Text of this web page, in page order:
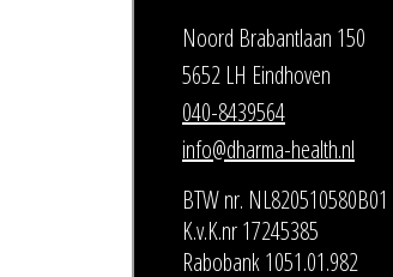
Noord Brabantlaan 150
5652 LH Eindhoven
040-8439564
info@dharma-health.nl
BTW nr. NL820510580B01
K.v.K.nr 17245385
Rabobank 1051.01.982